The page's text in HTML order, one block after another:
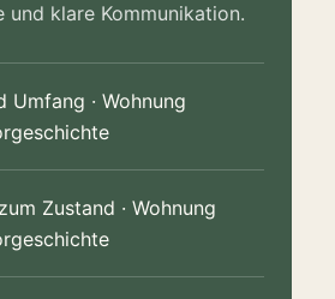
und klare Kommunikation.
Umfang · Wohnung
Zustand · Wohnung